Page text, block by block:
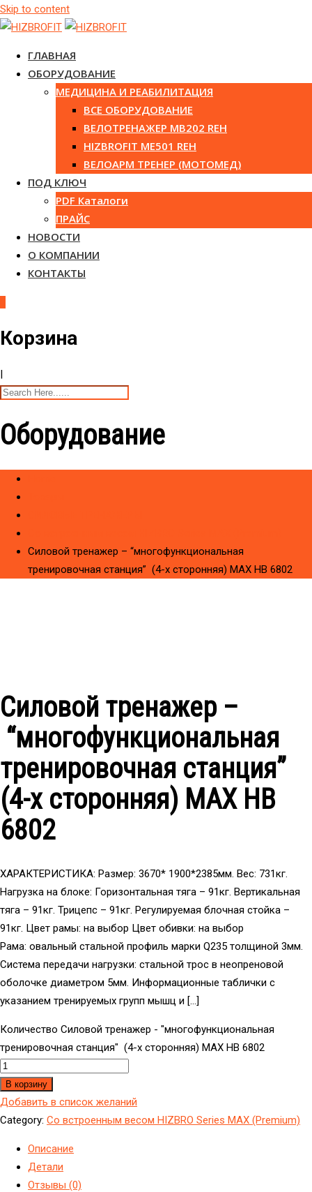
Skip to content
ГЛАВНАЯ
ОБОРУДОВАНИЕ
МЕДИЦИНА И РЕАБИЛИТАЦИЯ
ВСЕ ОБОРУДОВАНИЕ
ВЕЛОТРЕНАЖЕР MB202 REH
HIZBROFIT ME501 REH
ВЕЛОАРМ ТРЕНЕР (МОТОМЕД)
ПОД КЛЮЧ
PDF Каталоги
ПРАЙС
НОВОСТИ
О КОМПАНИИ
КОНТАКТЫ
Корзина
Оборудование
Силовой тренажер – “многофункциональная
тренировочная станция” (4-х сторонняя) МAX HB 6802
Силовой тренажер –
“многофункциональная
тренировочная станция”
(4-х сторонняя) МAX HB
6802
ХАРАКТЕРИСТИКА: Размер: 3670* 1900*2385мм. Вес: 731кг.
Нагрузка на блоке: Горизонтальная тяга – 91кг. Вертикальная
тяга – 91кг. Трицепс – 91кг. Регулируемая блочная стойка –
91кг. Цвет рамы: на выбор Цвет обивки: на выбор
Рама: овальный стальной профиль марки Q235 толщиной 3мм.
Система передачи нагрузки: стальной трос в неопреновой
оболочке диаметром 5мм. Информационные таблички с
указанием тренируемых групп мышц и […]
Количество Силовой тренажер - "многофункциональная
тренировочная станция" (4-х сторонняя) МAX HB 6802
В корзину
Добавить в список желаний
Category: Со встроенным весом HIZBRO Series MAX (Premium)
Описание
Детали
Отзывы (0)